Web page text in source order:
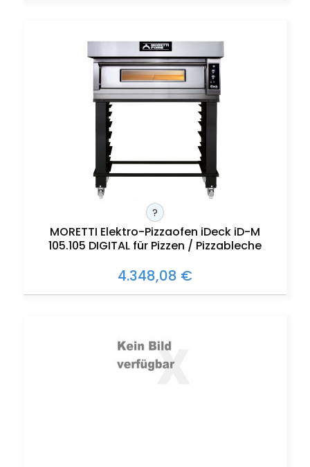
?
MORETTI Elektro-Pizzaofen iDeck iD-M
105.105 DIGITAL für Pizzen / Pizzableche
4.348,08 €